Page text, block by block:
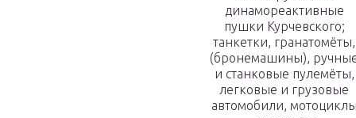
динамореактивные
пушки Курчевского;
танкетки, гранатомёты,
(бронемашины),
и станковые пулемёты,
легковые и грузовые
автомобили,